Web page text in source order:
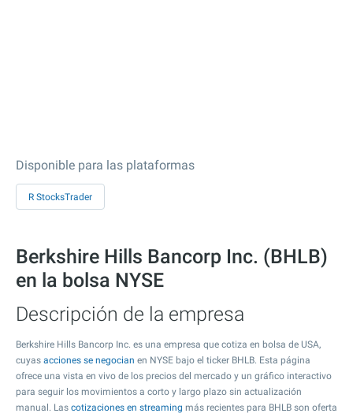
Disponible para las plataformas
R StocksTrader
Berkshire Hills Bancorp Inc. (BHLB)
en la bolsa NYSE
Descripción de la empresa
Berkshire Hills Bancorp Inc. es una empresa que cotiza en bolsa de USA,
cuyas acciones se negocian en NYSE bajo el ticker BHLB. Esta página
ofrece una vista en vivo de los precios del mercado y un gráfico interactivo
para seguir los movimientos a corto y largo plazo sin actualización
manual. Las cotizaciones en streaming más recientes para BHLB son oferta